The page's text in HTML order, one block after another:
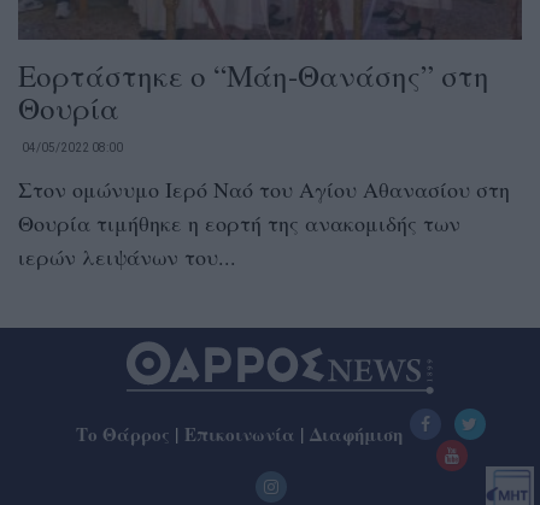
Εορτάστηκε ο “Μάη-Θανάσης” στη
Θουρία
04/05/2022 08:00
Στον ομώνυμο Ιερό Ναό του Αγίου Αθανασίου στη
Θουρία τιμήθηκε η εορτή της ανακομιδής των
ιερών λειψάνων του...
Το Θάρρος | Επικοινωνία | Διαφήμιση